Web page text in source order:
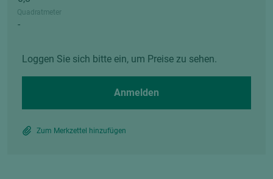
Quadratmeter
Loggen Sie sich bitte ein, um Preise zu sehen.
Anmelden
Zum Merkzettel hinzufügen